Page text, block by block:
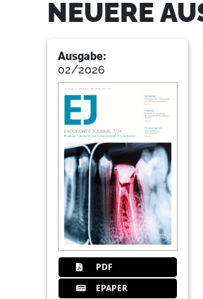
NEUERE
Ausgabe:
02/2026
PDF
EPAPER